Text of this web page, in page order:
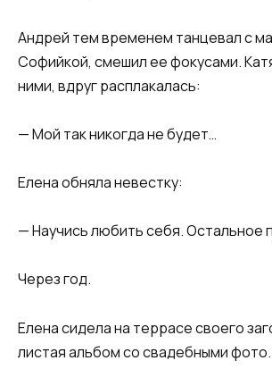
​Андрей тем временем танцевал с
Софийкой, смешил ее фокусами.
ними, вдруг расплакалась:​
​— Мой так никогда не будет…​
​Елена обняла невестку:​
​— Научись любить себя. Остальное
​Через год.​
​Елена сидела на террасе своего
листая альбом со свадебными